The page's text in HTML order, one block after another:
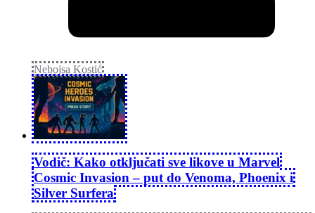
Nebojsa Kostić
Vodič: Kako otključati sve likove u Marvel
Cosmic Invasion – put do Venoma, Phoenix i
Silver Surfera